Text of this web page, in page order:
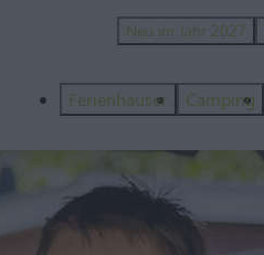
Neu im Jahr 2027
Ferienhäuser Camping